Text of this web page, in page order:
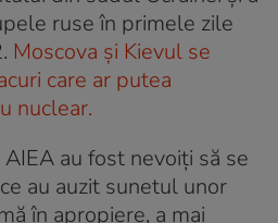
ruse în primele zile
Moscova și Kievul se
care ar putea
nuclear.
au fost nevoiți să se
au auzit sunetul unor
în apropiere, a mai